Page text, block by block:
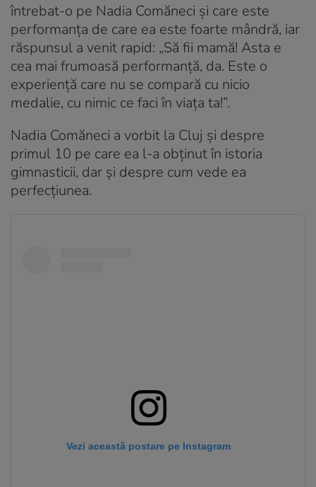
întrebat-o pe Nadia Comăneci și care este
performanța de care ea este foarte mândră, iar
răspunsul a venit rapid: „Să fii mamă! Asta e
cea mai frumoasă performanță, da. Este o
experiență care nu se compară cu nicio
medalie, cu nimic ce faci în viața ta!”.
Nadia Comăneci a vorbit la Cluj și despre
primul 10 pe care ea l-a obținut în istoria
gimnasticii, dar și despre cum vede ea
perfecțiunea.
Vezi această postare pe Instagram